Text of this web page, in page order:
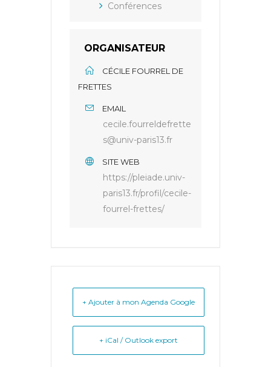
Conférences
ORGANISATEUR
CÉCILE FOURREL DE
FRETTES
EMAIL
cecile.fourreldefrette
s@univ-paris13.fr
SITE WEB
https://pleiade.univ-
paris13.fr/profil/cecile-
fourrel-frettes/
+ Ajouter à mon Agenda Google
+ iCal / Outlook export